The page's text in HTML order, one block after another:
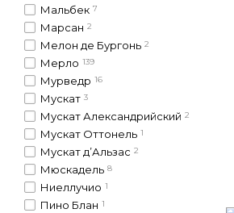
Мальбек 7
Марсан 2
Мелон де Бургонь 2
Мерло 139
Мурведр 16
Мускат 3
Мускат Александрийский 2
Мускат Оттонель 1
Мускат д’Альзас 2
Мюскадель 8
Ниеллучио 1
Пино Блан 1